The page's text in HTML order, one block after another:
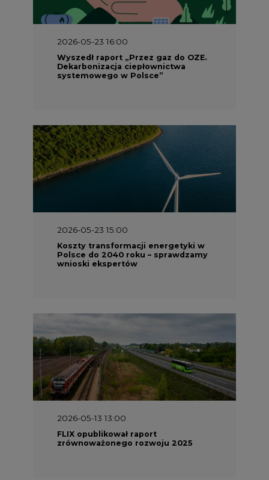
2026-05-23 16:00
Wyszedł raport „Przez gaz do OZE.
Dekarbonizacja ciepłownictwa
systemowego w Polsce”
2026-05-23 15:00
Koszty transformacji energetyki w
Polsce do 2040 roku – sprawdzamy
wnioski ekspertów
2026-05-13 13:00
FLIX opublikował raport
zrównoważonego rozwoju 2025